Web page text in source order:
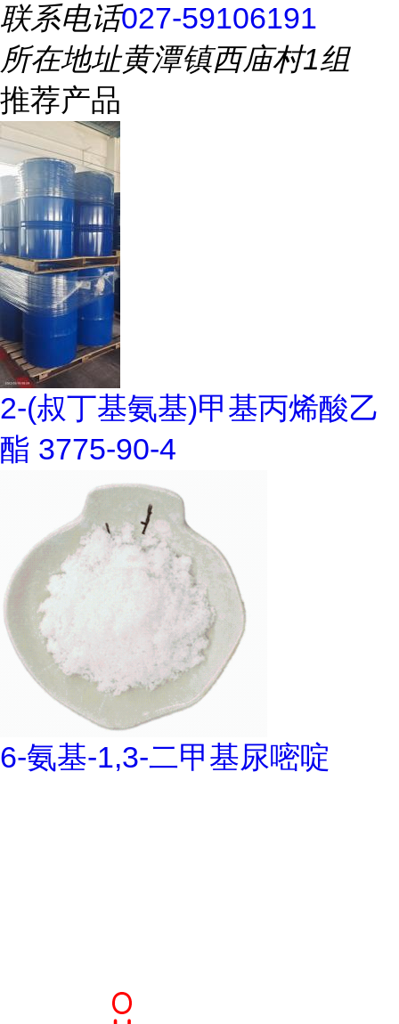
联系电话027-59106191
所在地址黄潭镇西庙村1组
推荐产品
2-(叔丁基氨基)甲基丙烯酸乙
酯 3775-90-4
6-氨基-1,3-二甲基尿嘧啶